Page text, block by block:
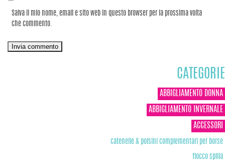
Salva il mio nome, email e sito web in questo browser per la prossima volta
che commento.
CATEGORIE
ABBIGLIAMENTO DONNA
ABBIGLIAMENTO INVERNALE
ACCESSORI
catenelle & polsini complementari per borse
fiocco spilla